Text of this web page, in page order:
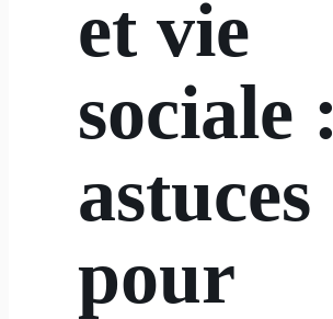
et vie
sociale :
astuces
pour